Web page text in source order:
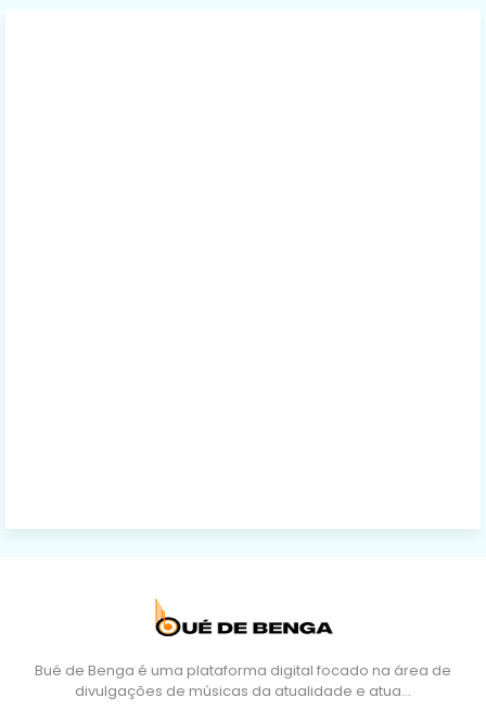
Bué de Benga é uma plataforma digital focado na área de
divulgações de músicas da atualidade e atua…